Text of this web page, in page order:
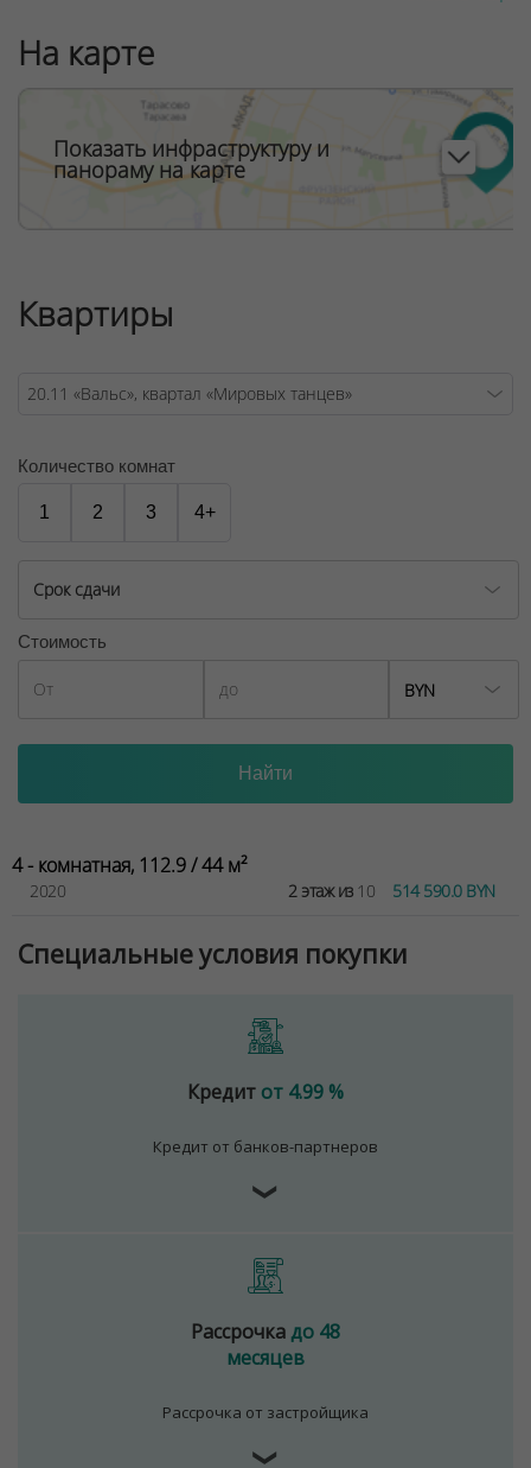
№02240/129 от 06.09.06г.
Договор на оказание риэлтерских услуг № 447/6, от
На карте
Показать инфраструктуру и
панораму на карте
Квартиры
Количество комнат
1 2 3 4+
Срок сдачи
Стоимость
BYN
4 - комнатная, 112.9 / 44 м²
2020 2 этаж из10 514 590.0 BYN
Специальные условия покупки
Кредит от 4.99 %
Кредит от банков-партнеров
❯
Рассрочкадо 48
месяцев
Рассрочка от застройщика
❯